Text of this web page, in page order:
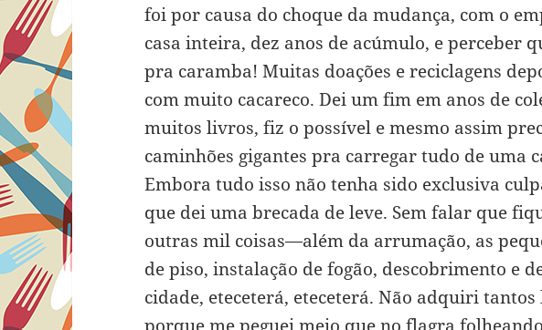
foi por causa do choque da mudança, com o
casa inteira, dez anos de acúmulo, e perceber
pra caramba! Muitas doações e reciclagens
com muito cacareco. Dei um fim em anos de
muitos livros, fiz o possível e mesmo assim
caminhões gigantes pra carregar tudo de uma
Embora tudo isso não tenha sido exclusiva
que dei uma brecada de leve. Sem falar que
outras mil coisas—além da arrumação, as
de piso, instalação de fogão, descobrimento e
cidade, eteceterá, eteceterá. Não adquiri